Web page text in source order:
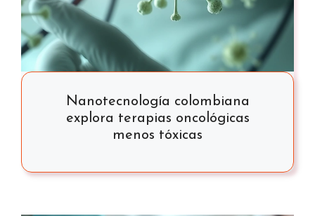
Nanotecnología colombiana
explora terapias oncológicas
menos tóxicas